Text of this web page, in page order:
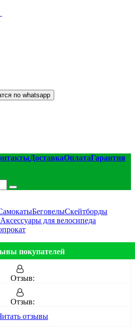
по whatsapp
ДоставкаОплатаГарантия
БеговелыСкейтборды
Аксессуары для велосипеда
покупателей
Отзыв:
Отзыв:
отзывы